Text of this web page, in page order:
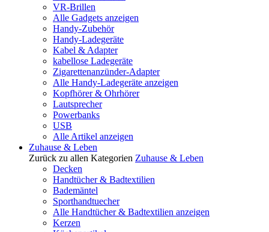
VR-Brillen
Alle Gadgets anzeigen
Handy-Zubehör
Handy-Ladegeräte
Kabel & Adapter
kabellose Ladegeräte
Zigarettenanzünder-Adapter
Alle Handy-Ladegeräte anzeigen
Kopfhörer & Ohrhörer
Lautsprecher
Powerbanks
USB
Alle Artikel anzeigen
Zuhause & Leben
Zurück zu allen Kategorien Zuhause & Leben
Decken
Handtücher & Badtextilien
Bademäntel
Sporthandtuecher
Alle Handtücher & Badtextilien anzeigen
Kerzen